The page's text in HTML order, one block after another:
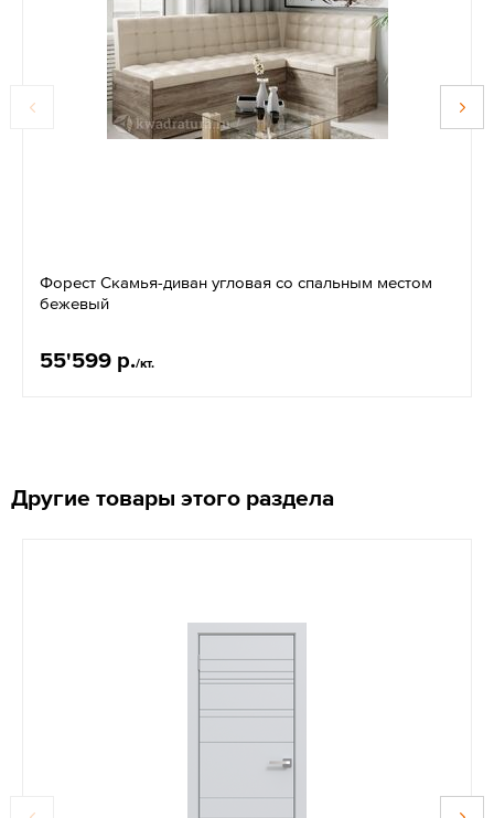
Форест Скамья-диван угловая со спальным местом
бежевый
55'599 р./кт.
Другие товары этого раздела